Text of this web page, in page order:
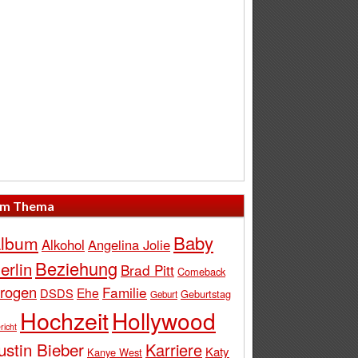
Thema
Alkohol Angelina Jolie Baby
Beziehung Brad Pitt Comeback
DSDS Ehe Familie Geburt Geburtstag
HochzeitHollywood
Bieber Kanye West Karriere Katy